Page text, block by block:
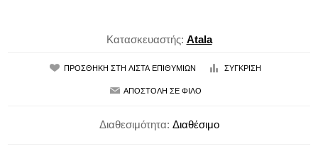
Κατασκευαστής: Atala
Διαθεσιμότητα: Διαθέσιμο